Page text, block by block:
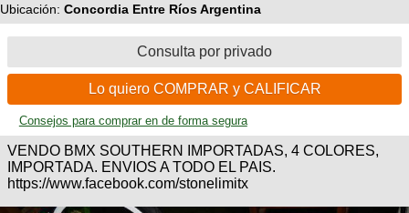
Galeria
XC
Viajes
Descenso
Dirt
SUBÃ
aviso
Buscar
Ultimos
Fotos
BicicleterÃ­
Bicicletas
Bicicletas
Tandem
Videos
Cicloturismo
Ubicación: Concordia Entre Ríos Argentina
Consulta por privado
Lo quiero COMPRAR y CALIFICAR
Consejos para comprar en de forma segura
VENDO BMX SOUTHERN IMPORTADAS, 4 COLORES,
IMPORTADA. ENVIOS A TODO EL PAIS.
https://www.facebook.com/stonelimitx